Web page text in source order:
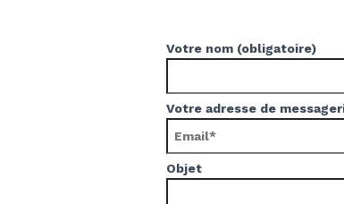
Votre nom (obligatoire)
Votre adresse de
Objet